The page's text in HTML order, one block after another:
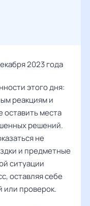
2023 года
этого дня:
реакциям и
места
решений.
не
и предметные
ситуации
оставляя себе
или проверок.